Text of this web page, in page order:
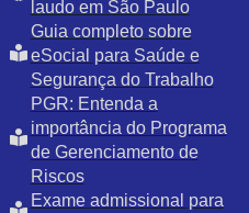
laudo em São Paulo
Guia completo sobre
eSocial para Saúde e
Segurança do Trabalho
PGR: Entenda a
importância do Programa
de Gerenciamento de
Riscos
Exame admissional para